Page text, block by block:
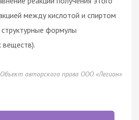
между кислотой и спиртом
структурные формулы
веществ).
Объект авторского права ООО «Легион»